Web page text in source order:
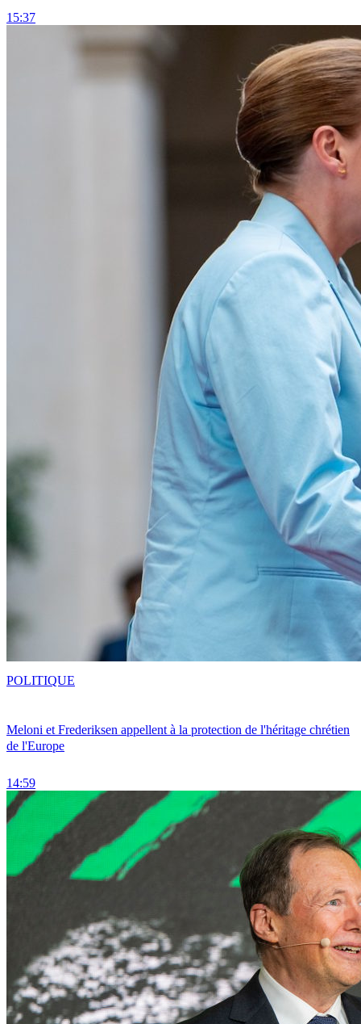
15:37
Meloni et Frederiksen appellent à la protection de l'héritage chrétien
de l'Europe
14:59
POLITIQUE